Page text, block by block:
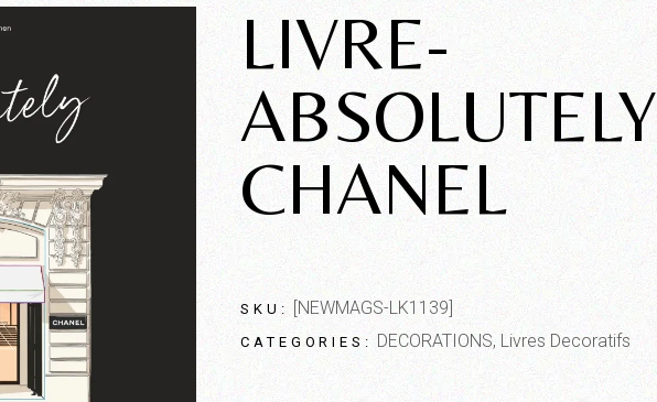
LIVRE-
ABSOLUTELY
CHANEL
SKU: [NEWMAGS-LK1139]
CATEGORIES: DECORATIONS, Livres Decoratifs